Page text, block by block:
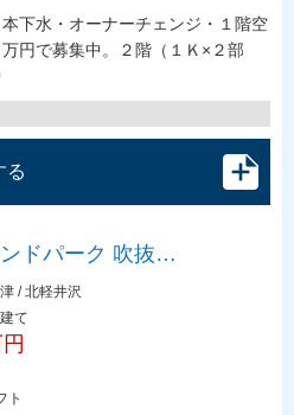
下水・オーナーチェンジ・１階空
円で募集中。２階（１Ｋ×２部
る
ンドパーク 吹抜…
/ 北軽井沢
て
ト